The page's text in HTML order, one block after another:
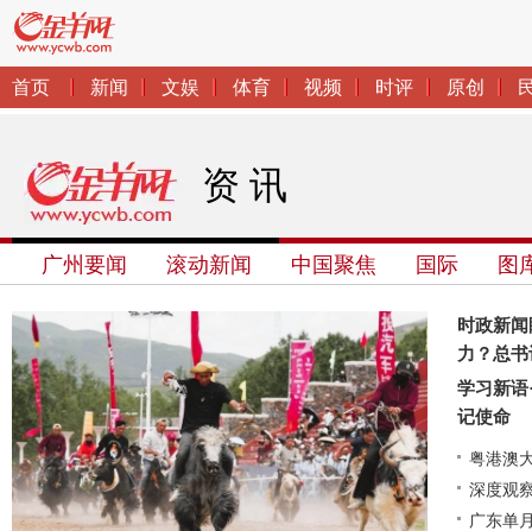
资 讯
广州要闻 滚动新闻 中国聚焦 国际 图
时政新
力？总
学习新
记使命
粤港澳
深度观
能？
广东单